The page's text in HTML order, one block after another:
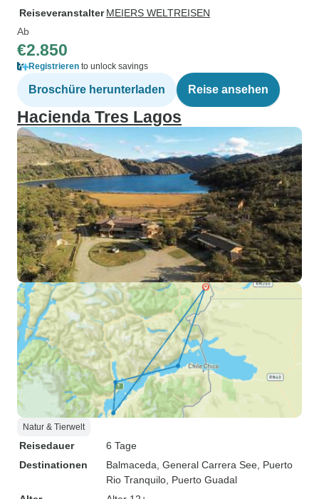
Reiseveranstalter MEIERS WELTREISEN
Ab
€2.850
Registrieren to unlock savings
Broschüre herunterladen Reise ansehen
Hacienda Tres Lagos
Natur & Tierwelt
Reisedauer
6 Tage
Destinationen
Balmaceda , General Carrera See , Puerto
Rio Tranquilo , Puerto Guadal